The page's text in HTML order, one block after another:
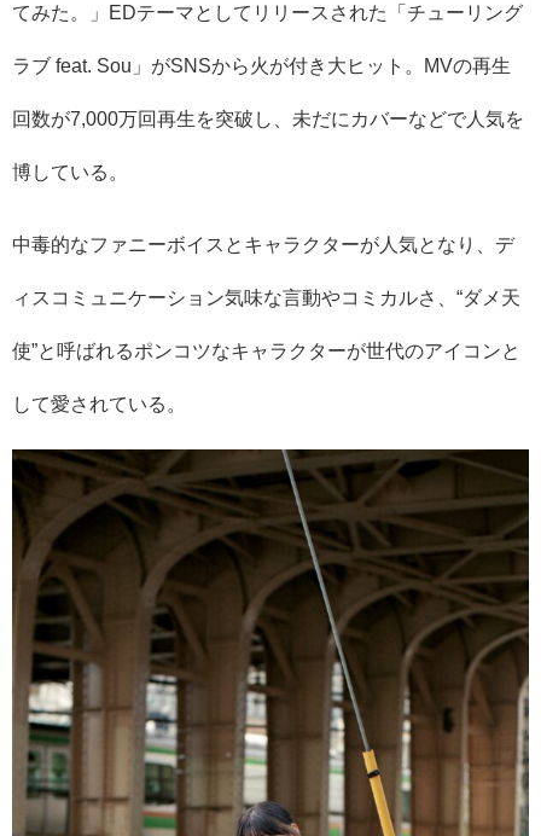
てみた。」EDテーマとしてリリースされた「チューリング
ラブ feat. Sou」がSNSから⽕が付き大ヒット。MVの再⽣
回数が7,000万回再⽣を突破し、未だにカバーなどで人気を
博している。
中毒的なファニーボイスとキャラクターが⼈気となり、デ
ィスコミュニケーション気味な⾔動やコミカルさ、“ダメ天
使”と呼ばれるポンコツなキャラクターが世代のアイコンと
して愛されている。